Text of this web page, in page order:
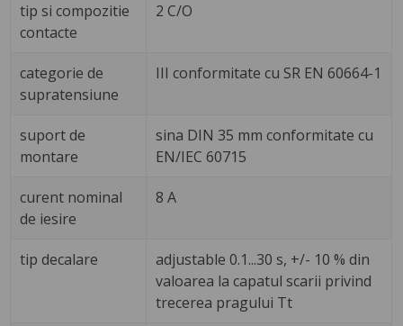
tip si compozitie
contacte
2 C/O
categorie de
supratensiune
III conformitate cu SR EN 60664-1
suport de
montare
sina DIN 35 mm conformitate cu
EN/IEC 60715
curent nominal
de iesire
8 A
tip decalare
adjustable 0.1...30 s, +/- 10 % din
valoarea la capatul scarii privind
trecerea pragului Tt